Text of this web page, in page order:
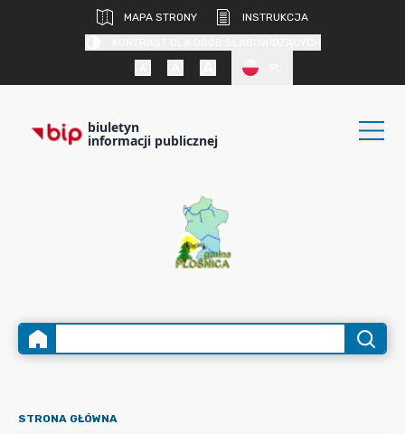
MAPA STRONY
INSTRUKCJA
biuletyn
informacji publicznej
STRONA GŁÓWNA